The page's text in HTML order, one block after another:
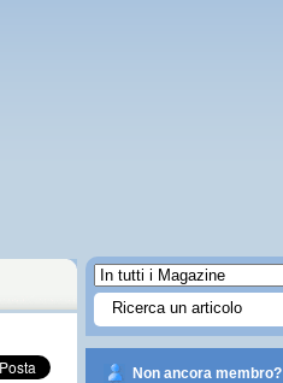
Non ancora membro?